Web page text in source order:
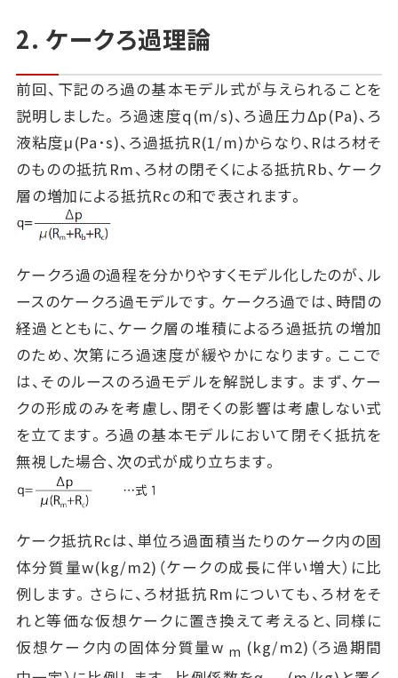
2. ケークろ過理論
前回、下記のろ過の基本モデル式が与えられることを
説明しました。ろ過速度q(m/s)、ろ過圧力Δp(Pa)、ろ
液粘度μ(Pa･s)、ろ過抵抗R(1/m)からなり、Rはろ材そ
のものの抵抗Rm、ろ材の閉そくによる抵抗Rb、ケーク
層の増加による抵抗Rcの和で表されます。
ケークろ過の過程を分かりやすくモデル化したのが、ル
ースのケークろ過モデルです。ケークろ過では、時間の
経過とともに、ケーク層の堆積によるろ過抵抗の増加
のため、次第にろ過速度が緩やかになります。ここで
は、そのルースのろ過モデルを解説します。まず、ケー
クの形成のみを考慮し、閉そくの影響は考慮しない式
を立てます。ろ過の基本モデルにおいて閉そく抵抗を
無視した場合、次の式が成り立ちます。
ケーク抵抗Rcは、単位ろ過面積当たりのケーク内の固
体分質量w(kg/m2)（ケークの成長に伴い増大）に比
例します。さらに、ろ材抵抗Rmについても、ろ材をそ
れと等価な仮想ケークに置き換えて考えると、同様に
仮想ケーク内の固体分質量w m (kg/m2)（ろ過期間